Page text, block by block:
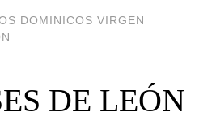
DOMINICOS VIRGEN
DE LEÓN